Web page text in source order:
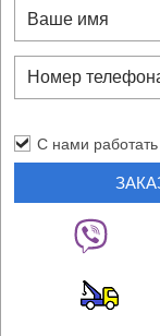
С нами